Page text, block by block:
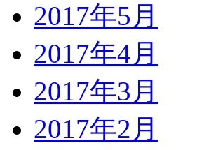
2017年5月
2017年4月
2017年3月
2017年2月